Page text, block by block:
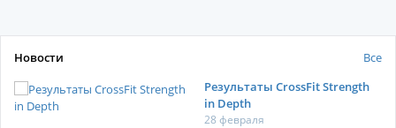
Новости
Все
Результаты CrossFit Strength
in Depth
28 февраля